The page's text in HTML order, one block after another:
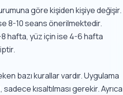
göre kişiden kişiye değişir.
8-10 seans önerilmektedir.
8 hafta, yüz için ise 4-6 hafta
bazı kurallar vardır. Uygulama
kısaltılması gerekir. Ayrıca